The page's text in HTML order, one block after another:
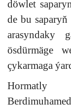
döwlet
de bu
arasyndaky
ösdürmäge
çykarmaga